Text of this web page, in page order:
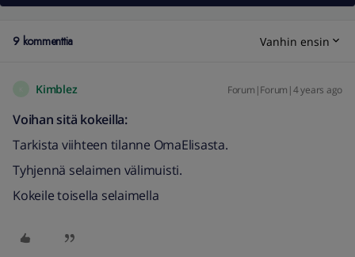
9 kommenttia Vanhin ensin
Kimblez Forum|Forum|4 years ago
Voihan sitä kokeilla:
Tarkista viihteen tilanne OmaElisasta.
Tyhjennä selaimen välimuisti.
Kokeile toisella selaimella